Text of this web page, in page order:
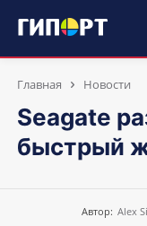
Главная Новости
Seagate
быстрый
Автор: Alex